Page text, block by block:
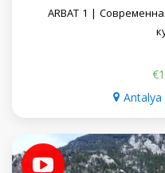
ARBAT 1 |
Antalya